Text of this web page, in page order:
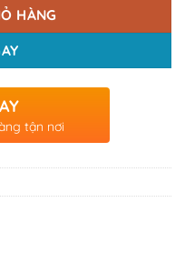
HÀNG
tận nơi